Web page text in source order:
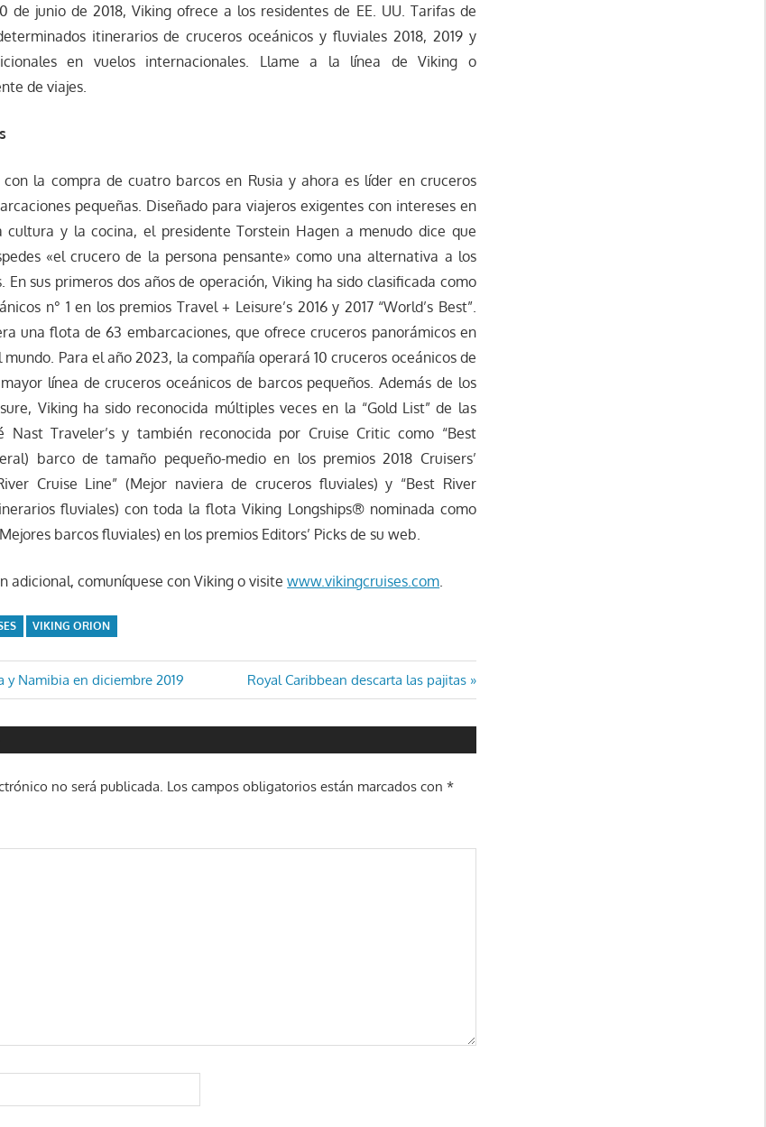
de junio de 2018, Viking ofrece a los residentes de EE. UU. Tarifas de
itinerarios de cruceros oceánicos y fluviales 2018, 2019 y
en vuelos internacionales. Llame a la línea de Viking o
de viajes.
con la compra de cuatro barcos en Rusia y ahora es líder en cruceros
pequeñas. Diseñado para viajeros exigentes con intereses en
cultura y la cocina, el presidente Torstein Hagen a menudo dice que
«el crucero de la persona pensante» como una alternativa a los
En sus primeros dos años de operación, Viking ha sido clasificada como
n° 1 en los premios Travel + Leisure’s 2016 y 2017 “World’s Best”.
una flota de 63 embarcaciones, que ofrece cruceros panorámicos en
Para el año 2023, la compañía operará 10 cruceros oceánicos de
línea de cruceros oceánicos de barcos pequeños. Además de los
Viking ha sido reconocida múltiples veces en la “Gold List” de las
Nast Traveler’s y también reconocida por Cruise Critic como “Best
barco de tamaño pequeño-medio en los premios 2018 Cruisers’
Cruise Line” (Mejor naviera de cruceros fluviales) y “Best River
fluviales) con toda la flota Viking Longships® nominada como
barcos fluviales) en los premios Editors’ Picks de su web.
adicional, comuníquese con Viking o visitewww.vikingcruises.com
VIKING ORION
y Namibia en diciembre 2019
Entrada
siguiente:
Royal Caribbean descarta las pajitas
no será publicada. Los campos obligatorios están marcados con*